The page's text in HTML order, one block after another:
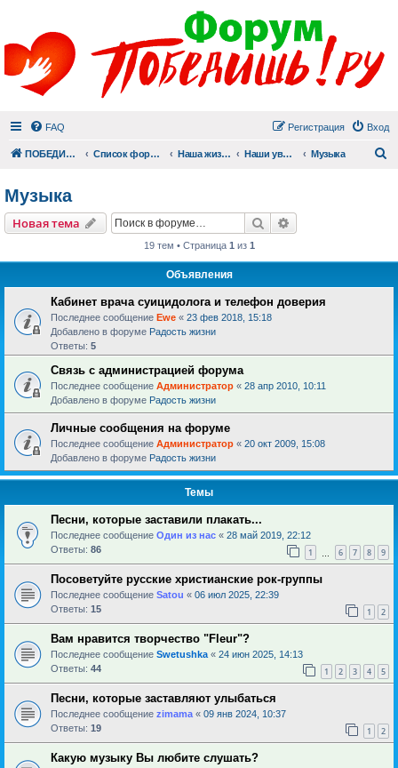
FAQ Вход
Регистрация
ПОБЕДИШЬ.РУ Список форумов Наша жизнь (не всё же о суициде!) Наши увлечения Музыка
Музыка
Новая тема Поиск
19 тем • Страница 1 из 1
Объявления
Кабинет врача суицидолога и телефон доверия
Последнее сообщение Ewe « 23 фев 2018, 15:18
Добавлено в форуме Радость жизни
Ответы: 5
Связь с администрацией форума
Последнее сообщение Администратор « 28 апр 2010, 10:11
Добавлено в форуме Радость жизни
Личные сообщения на форуме
Последнее сообщение Администратор « 20 окт 2009, 15:08
Добавлено в форуме Радость жизни
Темы
Песни, которые заставили плакать...
Последнее сообщение Один из нас « 28 май 2019, 22:12
Ответы: 86 1 6 7 8 9
Посоветуйте русские христианские рок-группы
Последнее сообщение Satou « 06 июл 2025, 22:39
Ответы: 15 1 2
Вам нравится творчество "Fleur"?
Последнее сообщение Swetushka « 24 июн 2025, 14:13
Ответы: 44 1 2 3 4 5
Песни, которые заставляют улыбаться
Последнее сообщение zimama « 09 янв 2024, 10:37
Ответы: 19 1 2
Какую музыку Вы любите слушать?